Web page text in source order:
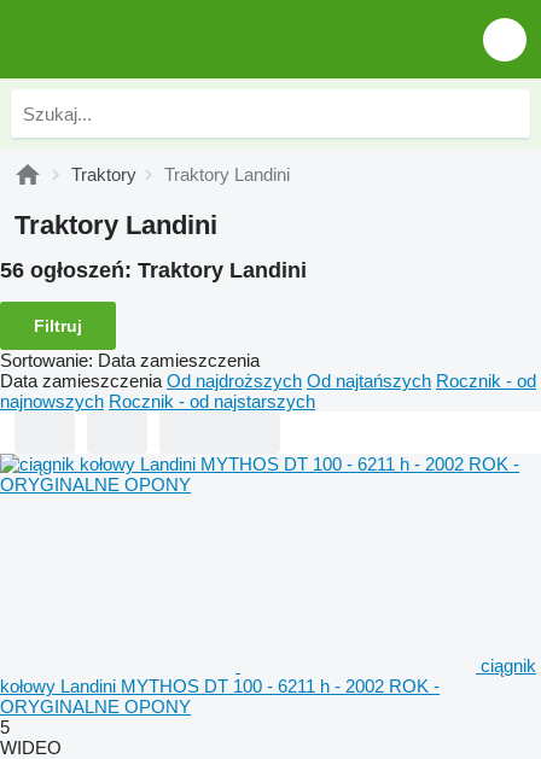
Traktory Traktory Landini
Traktory Landini
56 ogłoszeń: Traktory Landini
Filtruj
Sortowanie: Data zamieszczenia
Data zamieszczenia Od najdroższych Od najtańszych Rocznik - od
najnowszych Rocznik - od najstarszych
ciągnik
kołowy Landini MYTHOS DT 100 - 6211 h - 2002 ROK -
ORYGINALNE OPONY
5
WIDEO